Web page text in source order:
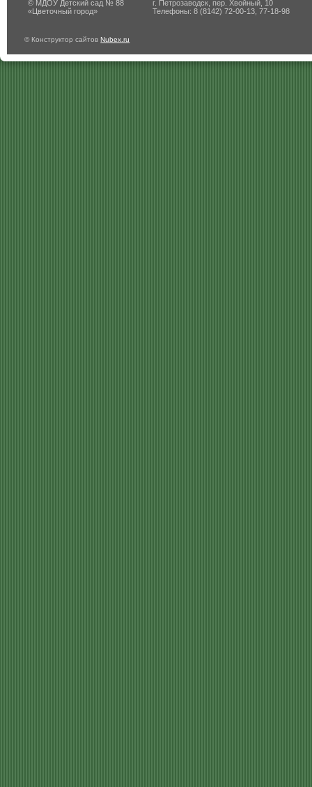
© МДОУ Детский сад № 88
«Цветочный город»
г. Петрозаводск, пер. Хвойный, 10
Телефоны: 8 (8142) 72-00-13, 77-18-98
© Конструктор сайтовNubex.ru